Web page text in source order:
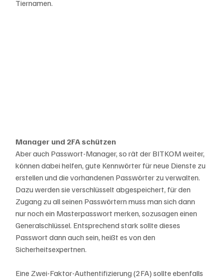
Tiernamen.
Manager und 2FA schützen
Aber auch Passwort-Manager, so rät der BITKOM weiter,
können dabei helfen, gute Kennwörter für neue Dienste zu
erstellen und die vorhandenen Passwörter zu verwalten.
Dazu werden sie verschlüsselt abgespeichert, für den
Zugang zu all seinen Passwörtern muss man sich dann
nur noch ein Masterpasswort merken, sozusagen einen
Generalschlüssel. Entsprechend stark sollte dieses
Passwort dann auch sein, heißt es von den
Sicherheitsexpertnen.
Eine Zwei-Faktor-Authentifizierung (2FA) sollte ebenfalls